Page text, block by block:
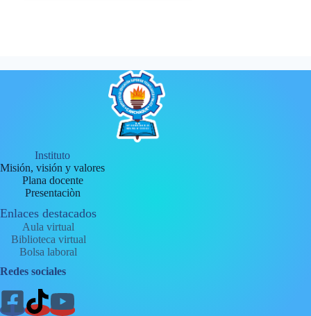
Instituto
Misión, visión y valores
Plana docente
Presentaciòn
Enlaces destacados
Aula virtual
Biblioteca virtual
Bolsa laboral
Redes sociales